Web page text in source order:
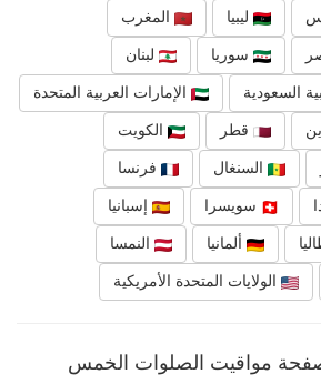
ليبيا المغرب
سوريا لبنان
السعودية الإمارات العربية المتحدة
قطر الكويت
السنغال فرنسا
سويسرا إسبانيا
ألمانيا النمسا
الولايات المتحدة الأمريكية
مواقيت الصلوات الخمس